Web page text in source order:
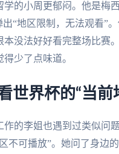
学的小周更郁闷。他是梅
出“地区限制，无法观看”
本没法好好看完整场比赛
少了点味道。
世界杯的“当
作的李姐也遇到过类似问
不可播放”。她问了身边